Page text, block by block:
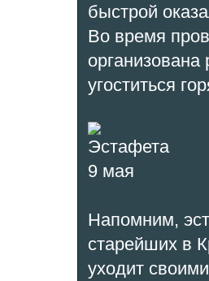
быстрой
Во время
угоститься
Напомним,
старейших в
уходит